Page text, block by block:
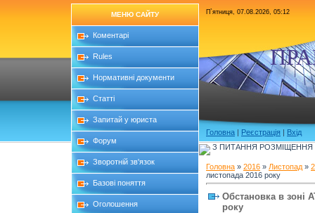
МЕНЮ САЙТУ
Коментарі
Rules
Нормативні документи
Статті
Запитай у юриста
Форум
Зворотній зв'язок
Базові поняття
Оголошення
П`ятниця, 07.08.2026, 05:12
Головна | Реєстрація | Вхід
З ПИТАННЯ РОЗМІЩЕННЯ
Головна » 2016 » Листопад »
листопада 2016 року
Обстановка в зоні
року